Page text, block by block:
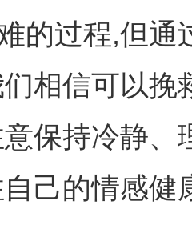
的过程,但通
相信可以挽
保持冷静、
己的情感健